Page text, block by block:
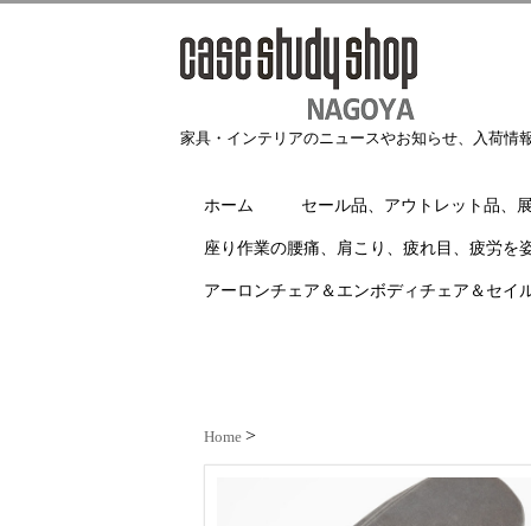
家具・インテリアのニュースやお知らせ、入荷情
ホーム セール品、アウトレット品、
座り作業の腰痛、肩こり、疲れ目、疲労を
アーロンチェア＆エンボディチェア＆セイ
Home